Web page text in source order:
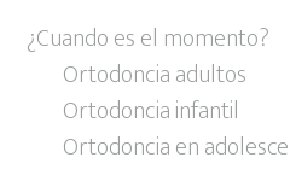
¿Cuando es el momento?
Ortodoncia adultos
Ortodoncia infantil
Ortodoncia en